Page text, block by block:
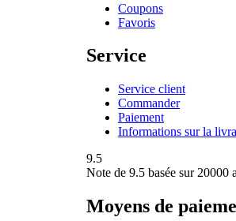
Coupons
Favoris
Service
Service client
Commander
Paiement
Informations sur la
9.5
Note de 9.5 basée sur 20000
Moyens de